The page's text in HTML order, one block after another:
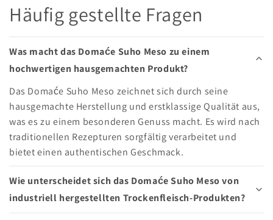
Häufig gestellte Fragen
Was macht das Domaće Suho Meso zu einem
hochwertigen hausgemachten Produkt?
Das Domaće Suho Meso zeichnet sich durch seine
hausgemachte Herstellung und erstklassige Qualität aus,
was es zu einem besonderen Genuss macht. Es wird nach
traditionellen Rezepturen sorgfältig verarbeitet und
bietet einen authentischen Geschmack.
Wie unterscheidet sich das Domaće Suho Meso von
industriell hergestellten Trockenfleisch-Produkten?